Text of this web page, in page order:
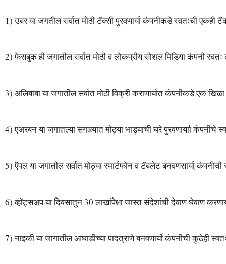
1) उबर या जगतील सर्वात मोठी टॅक्सी पुरवणार्या कंपनीकडे स्वतःची एकही
2) फेसबुक ही जगातील सर्वात मोठी व लोकप्रीय सोशल मिडिया कंपनी
3) अलिबाबा या जगातील सर्वात मोठी विक्री कराणार्यात कंपनीकडे एक
5) ऍपल या जगातील सर्वात मोठ्या स्मार्टफोन व टॅबलेट बनवणसार्या् कंपनीची
6) व्हॉट्सअप या दिवसातुन 30 लाखांपेक्षा जास्त संदेशांची देवाण घेवाण